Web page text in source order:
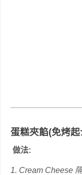
蛋糕夾餡(免烤起
做法:
1. Cream Cheese